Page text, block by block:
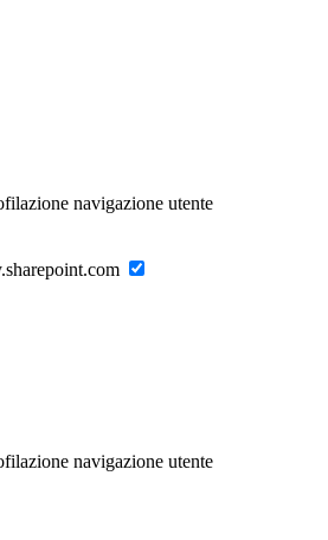
navigazione utente
navigazione utente